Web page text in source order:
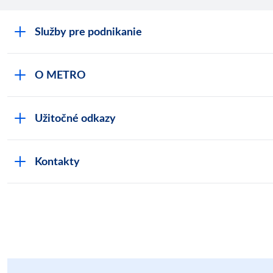
Služby pre podnikanie
O METRO
Užitočné odkazy
Kontakty